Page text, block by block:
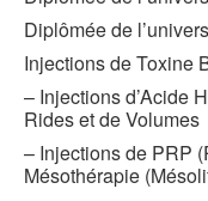
Diplômée de
Injections de Toxine
– Injections d’Acide
Rides et de Volumes
– Injections de PRP
Mésothérapie